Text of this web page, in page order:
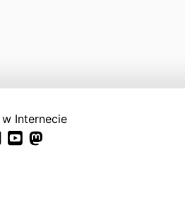
w Internecie